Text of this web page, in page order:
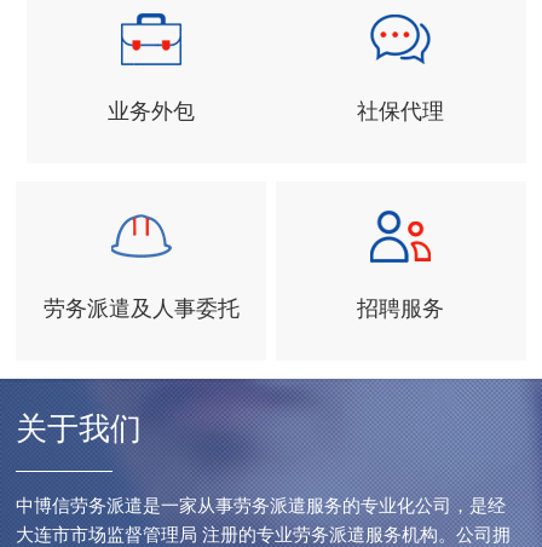
业务外包 社保代理
劳务派遣及人事委托 招聘服务
关于我们
中博信劳务派遣是一家从事劳务派遣服务的专业化公司，是经
大连市市场监督管理局 注册的专业劳务派遣服务机构。公司拥